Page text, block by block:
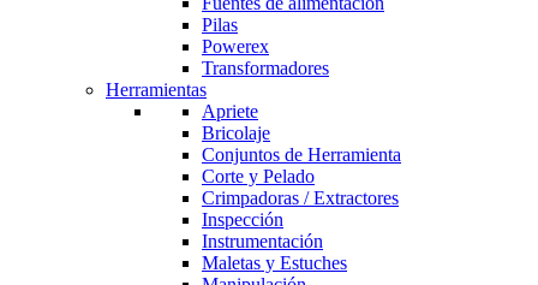
Pilas
Powerex
Transformadores
Herramientas
Apriete
Bricolaje
Conjuntos de Herramienta
Corte y Pelado
Crimpadoras / Extractores
Inspección
Instrumentación
Maletas y Estuches